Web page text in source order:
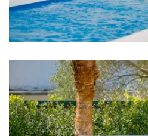
Štednjak
Pećnica
Frižider
Mikrovalna